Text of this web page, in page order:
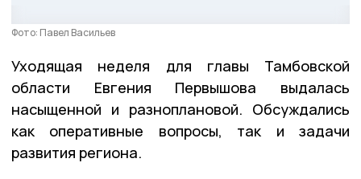
Фото: Павел Васильев
Уходящая неделя для главы Тамбовской
области Евгения Первышова выдалась
насыщенной и разноплановой. Обсуждались
как оперативные вопросы, так и задачи
развития региона.